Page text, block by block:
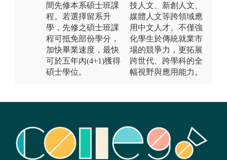
間先修本系碩士班課
程。若選擇留系升
學，先修之碩士班課
程可抵免部份學分，
加快畢業速度，最快
可於五年內(4+1)獲得
碩士學位。
技人文、新創人文、
媒體人文等跨領域應
用中文人才。不僅強
化學生於傳統就業市
場的競爭力，更拓展
跨世代、跨學科的全
幅視野與應用能力。